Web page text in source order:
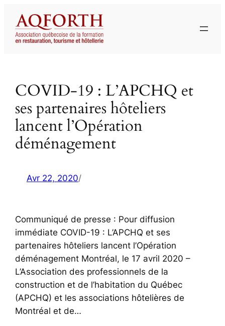
contenu
COVID-19 : L’APCHQ et
ses partenaires hôteliers
lancent l’Opération
déménagement
Avr 22, 2020/
Communiqué de presse : Pour diffusion
immédiate COVID-19 : L’APCHQ et ses
partenaires hôteliers lancent l’Opération
déménagement Montréal, le 17 avril 2020 –
L’Association des professionnels de la
construction et de l’habitation du Québec
(APCHQ) et les associations hôtelières de
Montréal et de…